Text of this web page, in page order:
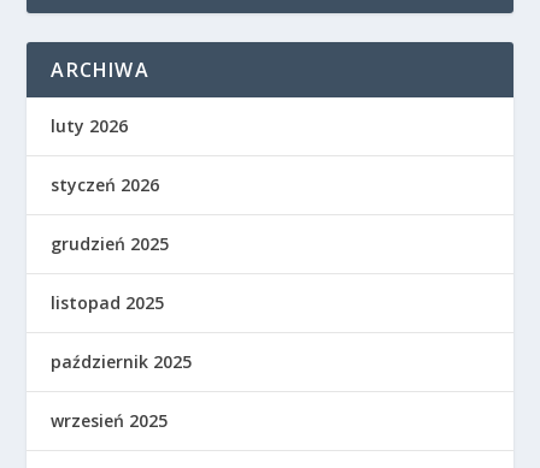
ARCHIWA
luty 2026
styczeń 2026
grudzień 2025
listopad 2025
październik 2025
wrzesień 2025